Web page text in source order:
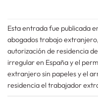
Esta entrada fue publicada
abogados trabajo extranjero,
autorización de residencia
irregular en España y el
extranjero sin papeles y el
residencia el trabajador